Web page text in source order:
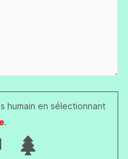
humain en sélectionnant
.